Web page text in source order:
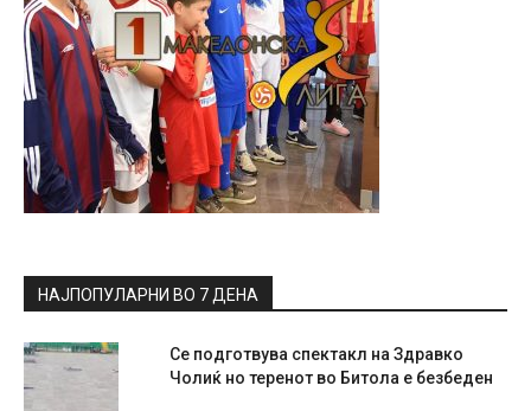
НАЈПОПУЛАРНИ ВО 7 ДЕНА
Се подготвува спектакл на Здравко
Чолиќ но теренот во Битола е безбеден